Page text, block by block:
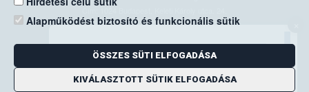
Alapműködést biztosító és funkcionális sütik
ÖSSZES SÜTI ELFOGADÁSA
KIVÁLASZTOTT SÜTIK ELFOGADÁSA
Levelezési cím: 1525 Budapest. Pf. 30.
E-mail:ugyfelszolgalat@nebih.gov.hu
Zöld szám: 06-80/263-244
Telefon: 06-1/ 336-9000